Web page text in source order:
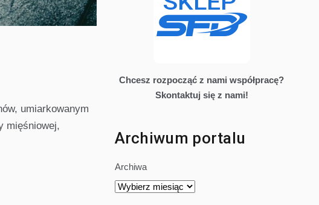
umiarkowanym
mięśniowej,
Chcesz rozpocząć z nami współpracę?
Skontaktuj się z nami!
Archiwum portalu
Archiwa